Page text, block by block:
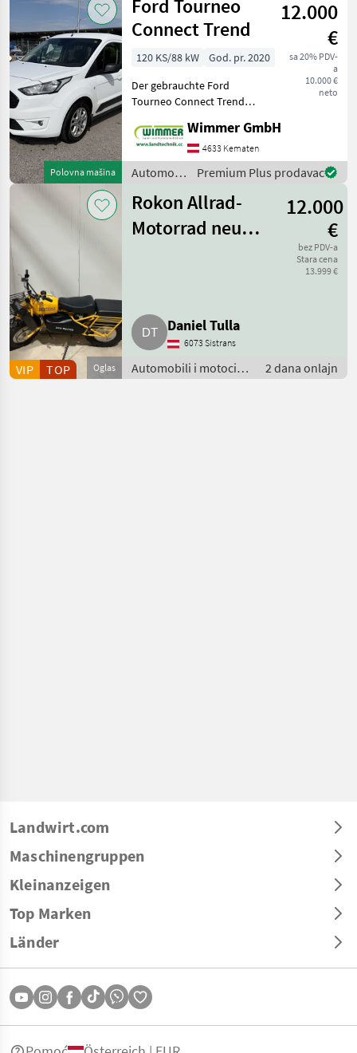
motocikli
/ Nero
Polovna mašina
Ford Tourneo
Connect Trend
12.000
€
sa 20% PDV-
a
10.000 €
neto
120 KS/88 kW
God. pr. 2020
Der gebrauchte Ford
Tourneo Connect Trend
seine hohe
Alltagstauglichkeit, den
großzügigen Innenraum
und eine umfangreiche
Ausstattung. Das
Wimmer GmbH
4633 Kematen
Automobili
motocikli
/ Ford
Premium Plus prodavac
Oglas
VIP TOP
Rokon Allrad-
Motorrad neu
12.000
€
bez PDV-a
Stara cena
13.999 €
Daniel Tulla
6073 Sistrans
Automobili i motocikli
/ Motori
2 dana onlajn
Landwirt.com
Maschinengruppen
Kleinanzeigen
Top Marken
Länder